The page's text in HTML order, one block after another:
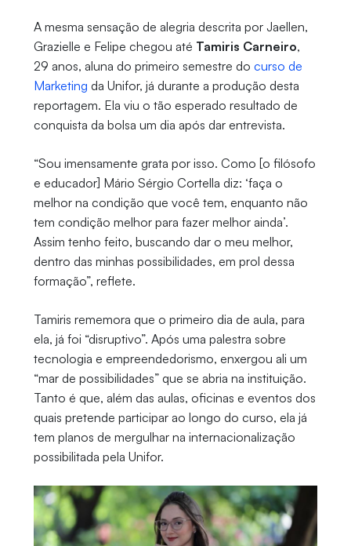
A mesma sensação de alegria descrita por Jaellen,
Grazielle e Felipe chegou até Tamiris Carneiro,
29 anos, aluna do primeiro semestre do curso de
Marketing da Unifor, já durante a produção desta
reportagem. Ela viu o tão esperado resultado de
conquista da bolsa um dia após dar entrevista.
“Sou imensamente grata por isso. Como [o filósofo
e educador] Mário Sérgio Cortella diz: ‘faça o
melhor na condição que você tem, enquanto não
tem condição melhor para fazer melhor ainda’.
Assim tenho feito, buscando dar o meu melhor,
dentro das minhas possibilidades, em prol dessa
formação”, reflete.
Tamiris rememora que o primeiro dia de aula, para
ela, já foi “disruptivo”. Após uma palestra sobre
tecnologia e empreendedorismo, enxergou ali um
“mar de possibilidades” que se abria na instituição.
Tanto é que, além das aulas, oficinas e eventos dos
quais pretende participar ao longo do curso, ela já
tem planos de mergulhar na internacionalização
possibilitada pela Unifor.